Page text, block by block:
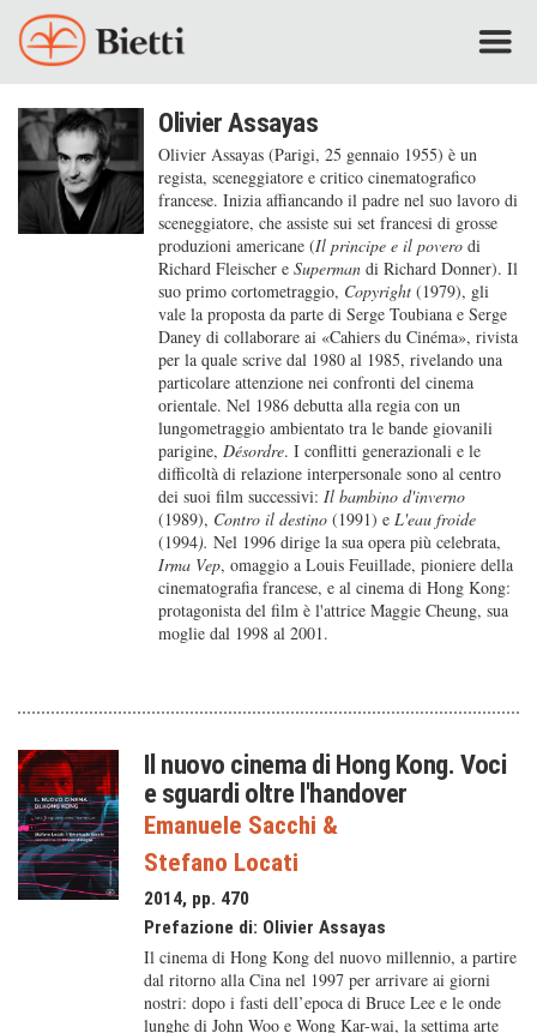
Olivier Assayas
Olivier Assayas (Parigi, 25 gennaio 1955) è un
regista, sceneggiatore e critico cinematografico
francese. Inizia affiancando il padre nel suo lavoro di
sceneggiatore, che assiste sui set francesi di grosse
produzioni americane (Il principe e il poverodi
Richard Fleischer eSupermandi Richard Donner). Il
suo primo cortometraggio, Copyright (1979), gli
vale la proposta da parte di Serge Toubiana e Serge
Daney di collaborare ai «Cahiers du Cinéma», rivista
per la quale scrive dal 1980 al 1985, rivelando una
particolare attenzione nei confronti del cinema
orientale. Nel 1986 debutta alla regia con un
lungometraggio ambientato tra le bande giovanili
parigine,Désordre. I conflitti generazionali e le
difficoltà di relazione interpersonale sono al centro
dei suoi film successivi:Il bambino d'inverno
(1989), Contro il destino(1991) eL'eau froide
(1994).Nel 1996 dirige la sua opera più celebrata,
Irma Vep, omaggio a Louis Feuillade, pioniere della
cinematografia francese, e al cinema di Hong Kong:
protagonista del film è l'attrice Maggie Cheung, sua
moglie dal 1998 al 2001.
Il nuovo cinema di Hong Kong. Voci
e sguardi oltre l'handover
Emanuele Sacchi &
Stefano Locati
2014, pp. 470
Prefazione di: Olivier Assayas
Il cinema di Hong Kong del nuovo millennio, a partire
dal ritorno alla Cina nel 1997 per arrivare ai giorni
nostri: dopo i fasti dell’epoca di Bruce Lee e le onde
lunghe di John Woo e Wong Kar-wai, la settima arte